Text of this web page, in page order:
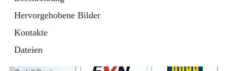
Hervorgehobene Bilder
Kontakte
Dateien